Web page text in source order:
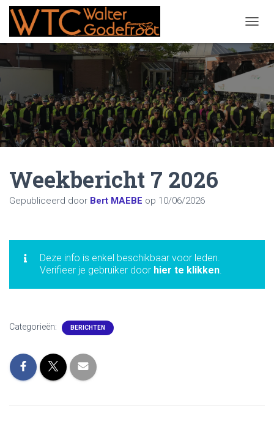
Weekbericht 7 2026
Gepubliceerd door Bert MAEBE op 10/06/2026
Deze info is enkel beschikbaar voor leden.
Verifieer je gebruiker door hier te klikken.
Categorieën: BERICHTEN